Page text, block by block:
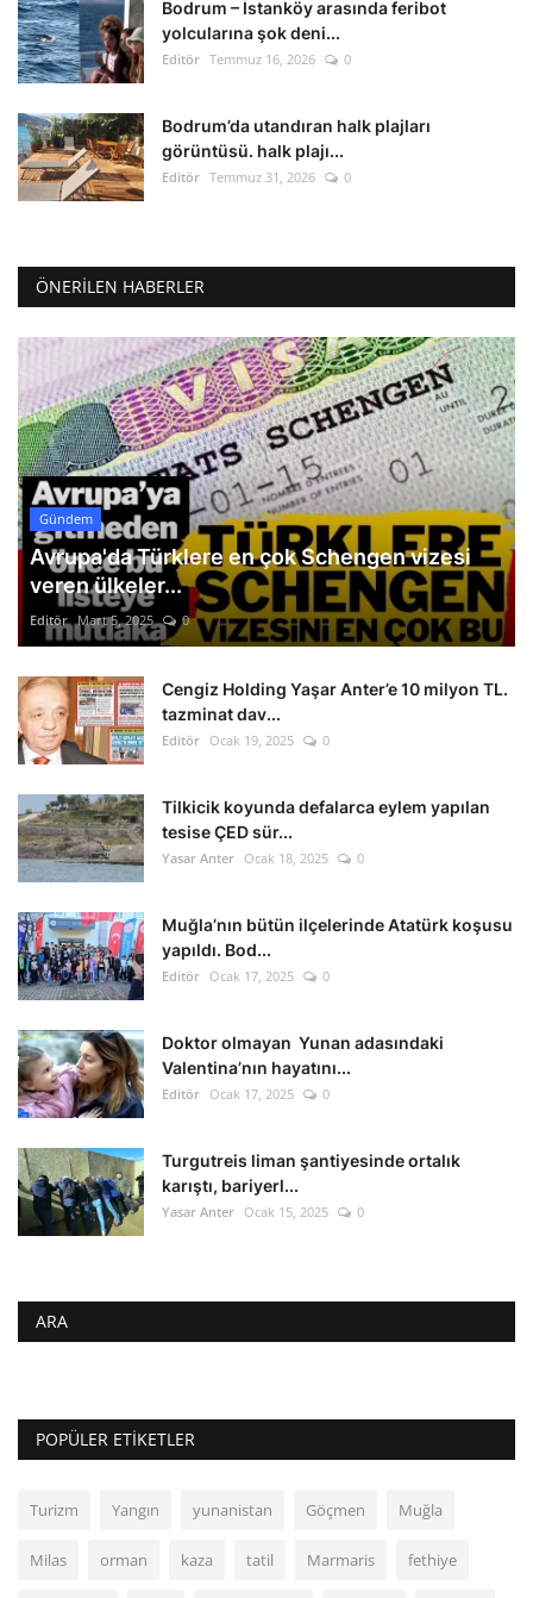
Bodrum – İstanköy arasında feribot
yolcularına şok deni...
Editör Temmuz 16, 2026 0
Bodrum’da utandıran halk plajları
görüntüsü. halk plajı...
Editör Temmuz 31, 2026 0
ÖNERILEN HABERLER
Gündem
Avrupa'da Türklere en çok Schengen vizesi
veren ülkeler...
Editör Mart 5, 2025 0
Cengiz Holding Yaşar Anter’e 10 milyon TL.
tazminat dav...
Editör Ocak 19, 2025 0
Tilkicik koyunda defalarca eylem yapılan
tesise ÇED sür...
Yasar Anter Ocak 18, 2025 0
Muğla’nın bütün ilçelerinde Atatürk koşusu
yapıldı. Bod...
Editör Ocak 17, 2025 0
Doktor olmayan Yunan adasındaki
Valentina’nın hayatını...
Editör Ocak 17, 2025 0
Turgutreis liman şantiyesinde ortalık
karıştı, bariyerl...
Yasar Anter Ocak 15, 2025 0
ARA
POPÜLER ETIKETLER
Turizm Yangın yunanistan Göçmen Muğla
Milas orman kaza tatil Marmaris fethiye